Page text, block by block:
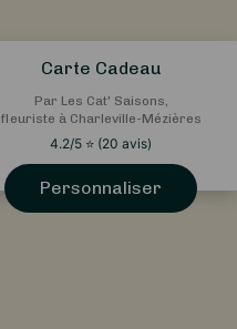
Carte Cadeau
Par Les Cat' Saisons,
fleuriste à Charleville-Mézières
4.2/5 ⭐ (20 avis)
Personnaliser